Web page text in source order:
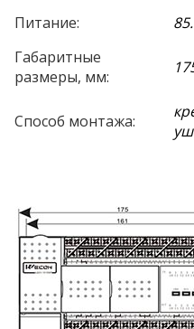
Питание:
Габаритные
размеры, мм:
Способ монтажа: